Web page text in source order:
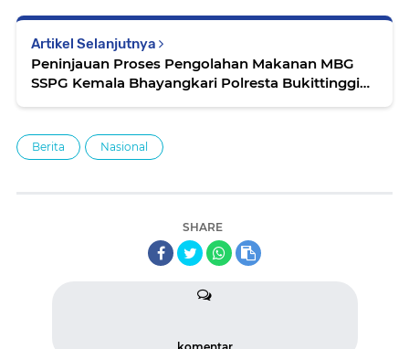
Artikel Selanjutnya
Peninjauan Proses Pengolahan Makanan MBG
SSPG Kemala Bhayangkari Polresta Bukittinggi
Berita Nasional
SHARE